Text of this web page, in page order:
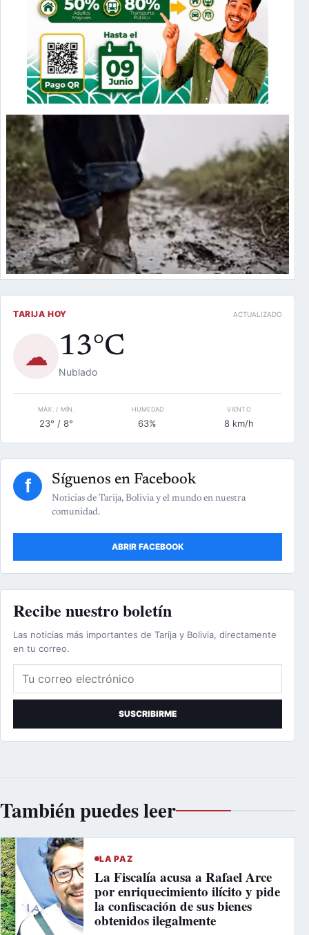
TARIJA HOY ACTUALIZADO
☁ 13°C
Nublado
MÁX. / MÍN.
23° / 8°
HUMEDAD
63%
VIENTO
8 km/h
f Síguenos en Facebook
Noticias de Tarija, Bolivia y el mundo en nuestra
comunidad.
ABRIR FACEBOOK
Recibe nuestro boletín
Las noticias más importantes de Tarija y Bolivia, directamente
en tu correo.
Correo electrónico
SUSCRIBIRME
También puedes leer
LA PAZ
La Fiscalía acusa a Rafael Arce
por enriquecimiento ilícito y pide
la confiscación de sus bienes
obtenidos ilegalmente